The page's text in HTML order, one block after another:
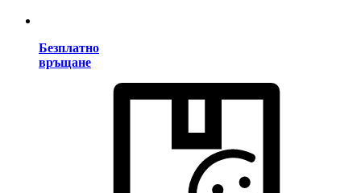
Безплатно
връщане